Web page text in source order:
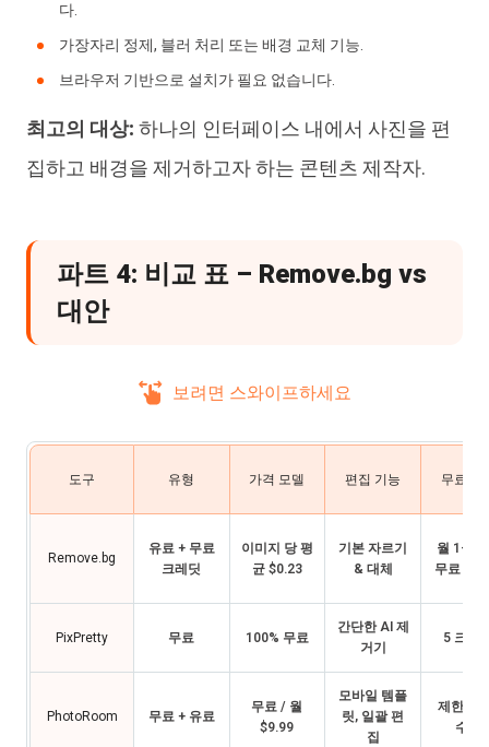
다.
가장자리 정제, 블러 처리 또는 배경 교체 기능.
브라우저 기반으로 설치가 필요 없습니다.
최고의 대상: 하나의 인터페이스 내에서 사진을 편
집하고 배경을 제거하고자 하는 콘텐츠 제작자.
파트 4: 비교 표 – Remove.bg vs
대안
보려면 스와이프하세요
도구 유형 가격 모델 편집 기능 무료 제
Remove.bg
유료 + 무료
크레딧
이미지 당 평
균 $0.23
기본 자르기
& 대체
월 1-2
무료 크
PixPretty 무료 100% 무료
간단한 AI 제
거기
5 크레
PhotoRoom 무료 + 유료
무료 / 월
$9.99
모바일 템플
릿, 일괄 편
집
제한된
수출